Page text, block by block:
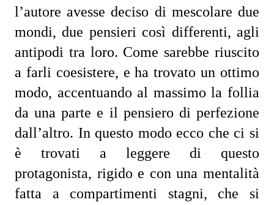
l’autore avesse deciso di mescolare due
mondi, due pensieri così differenti, agli
antipodi tra loro. Come sarebbe riuscito
a farli coesistere, e ha trovato un ottimo
modo, accentuando al massimo la follia
da una parte e il pensiero di perfezione
dall’altro. In questo modo ecco che ci si
è trovati a leggere di questo
protagonista, rigido e con una mentalità
fatta a compartimenti stagni, che si